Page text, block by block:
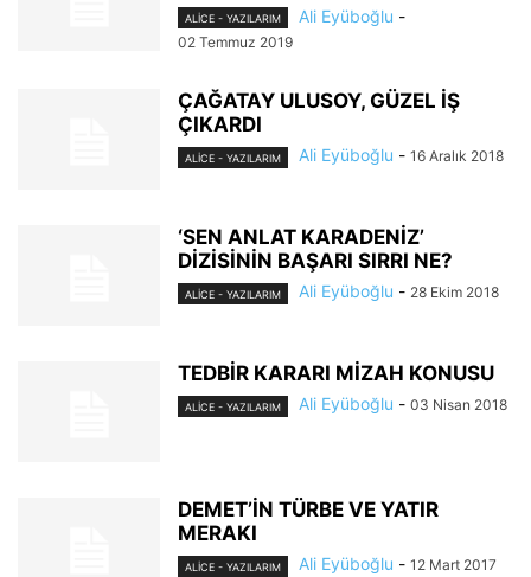
ALİCE - YAZILARIM Ali Eyüboğlu -
02 Temmuz 2019
ÇAĞATAY ULUSOY, GÜZEL İŞ
ÇIKARDI
ALİCE - YAZILARIM Ali Eyüboğlu - 16 Aralık 2018
‘SEN ANLAT KARADENİZ’
DİZİSİNİN BAŞARI SIRRI NE?
ALİCE - YAZILARIM Ali Eyüboğlu - 28 Ekim 2018
TEDBİR KARARI MİZAH KONUSU
ALİCE - YAZILARIM Ali Eyüboğlu - 03 Nisan 2018
DEMET’İN TÜRBE VE YATIR
MERAKI
ALİCE - YAZILARIM Ali Eyüboğlu - 12 Mart 2017